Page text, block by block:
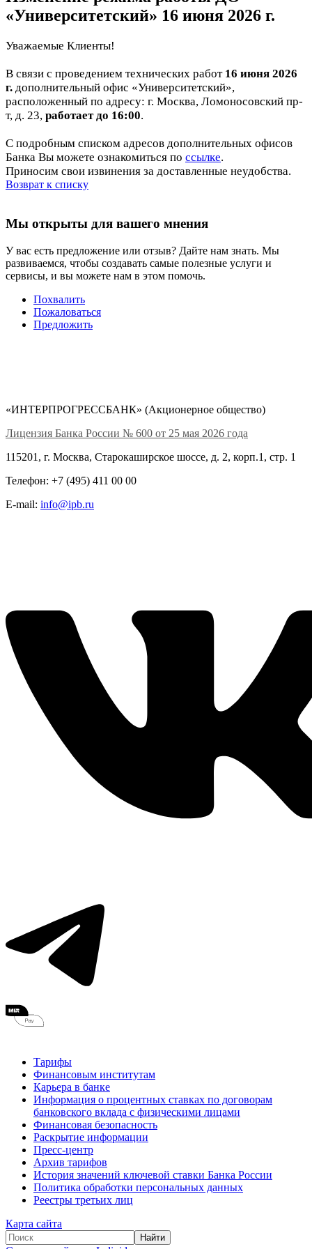
«Университетский» 16 июня 2026 г.
Уважаемые Клиенты!
В связи с проведением технических работ 16 июня 2026
г. дополнительный офис «Университетский»,
расположенный по адресу: г. Москва, Ломоносовский пр-
т, д. 23, работает до 16:00.
С подробным списком адресов дополнительных офисов
Банка Вы можете ознакомиться по ссылке.
Приносим свои извинения за доставленные неудобства.
Возврат к списку
Мы открыты для вашего мнения
У вас есть предложение или отзыв? Дайте нам знать. Мы
развиваемся, чтобы создавать самые полезные услуги и
сервисы, и вы можете нам в этом помочь.
Похвалить
Пожаловаться
Предложить
«ИНТЕРПРОГРЕССБАНК» (Акционерное общество)
Лицензия Банка России № 600 от 25 мая 2026 года
115201, г. Москва, Старокаширское шоссе, д. 2, корп.1, стр. 1
Телефон: +7 (495) 411 00 00
E-mail: info@ipb.ru
Тарифы
Финансовым институтам
Карьера в банке
Информация о процентных ставках по договорам
банковского вклада с физическими лицами
Финансовая безопасность
Раскрытие информации
Пресс-центр
Архив тарифов
История значений ключевой ставки Банка России
Политика обработки персональных данных
Реестры третьих лиц
Карта сайта